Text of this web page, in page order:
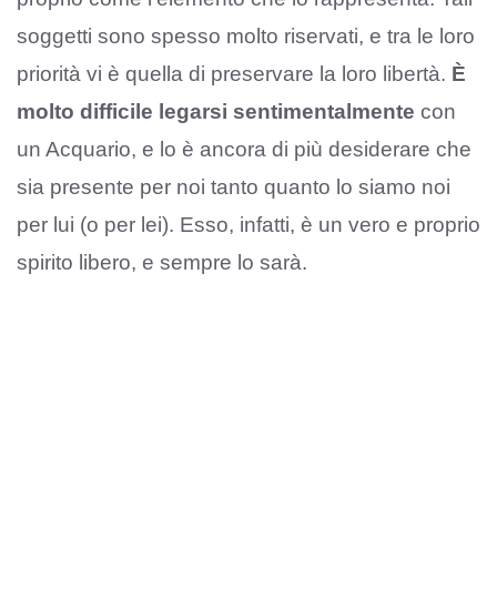
soggetti sono spesso molto riservati, e tra le loro
priorità vi è quella di preservare la loro libertà. È
molto difficile legarsi sentimentalmente con
un Acquario, e lo è ancora di più desiderare che
sia presente per noi tanto quanto lo siamo noi
per lui (o per lei). Esso, infatti, è un vero e proprio
spirito libero, e sempre lo sarà.